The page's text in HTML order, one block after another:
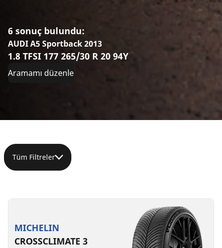
6 sonuç bulundu:
AUDI A5 Sportback 2013
1.8 TFSI 177 265/30 R 20 94Y
Aramamı düzenle
Tüm Filtreler
MICHELIN
CROSSCLIMATE 3
XL
C
A 72 dB
D
A
XL
D
C 73 dB
*
D
B 71 dB
RO1
D
B 70 dB
D
C